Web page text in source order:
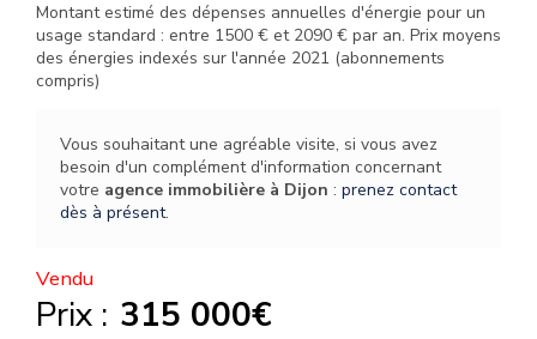
Montant estimé des dépenses annuelles d'énergie pour un
usage standard : entre 1500 € et 2090 € par an. Prix moyens
des énergies indexés sur l'année 2021 (abonnements
compris)
Vous souhaitant une agréable visite, si vous avez
besoin d'un complément d'information concernant
votre agence immobilière à Dijon : prenez contact
dès à présent.
Vendu
Prix : 315 000€